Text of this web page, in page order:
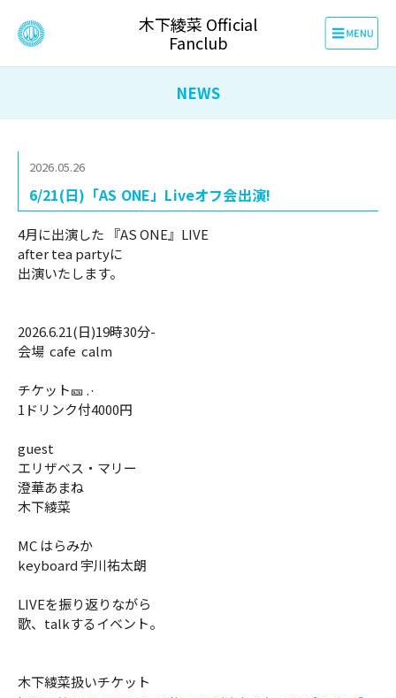
木下綾菜 Official
Fanclub
NEWS
2026.05.26
6/21(日)「AS ONE」Liveオフ会出演!
4月に出演した 『AS ONE』LIVE
after tea partyに
出演いたします。
2026.6.21(日)19時30分-
会場 cafe calm
チケット🎫 .·
1ドリンク付4000円
guest
エリザベス・マリー
澄華あまね
木下綾菜
MC はらみか
keyboard 宇川祐太朗
LIVEを振り返りながら
歌、talkするイベント。
木下綾菜扱いチケット